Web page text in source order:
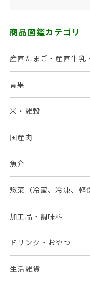
商品図鑑カテゴリ
産直たまご・産直牛乳
青果
米・雑穀
国産肉
魚介
惣菜（冷蔵、冷凍、軽
加工品・調味料
ドリンク・おやつ
生活雑貨